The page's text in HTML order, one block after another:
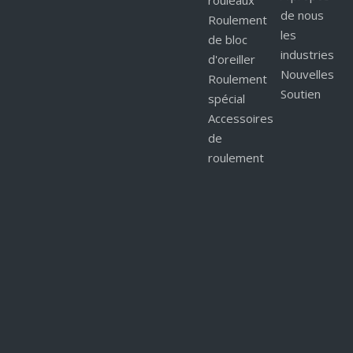
Nous faire parvenir
Roulement
de bloc
d'oreiller
Roulement
spécial
Accessoires
de
roulement
de nous
les
industries
Nouvelles
Soutien